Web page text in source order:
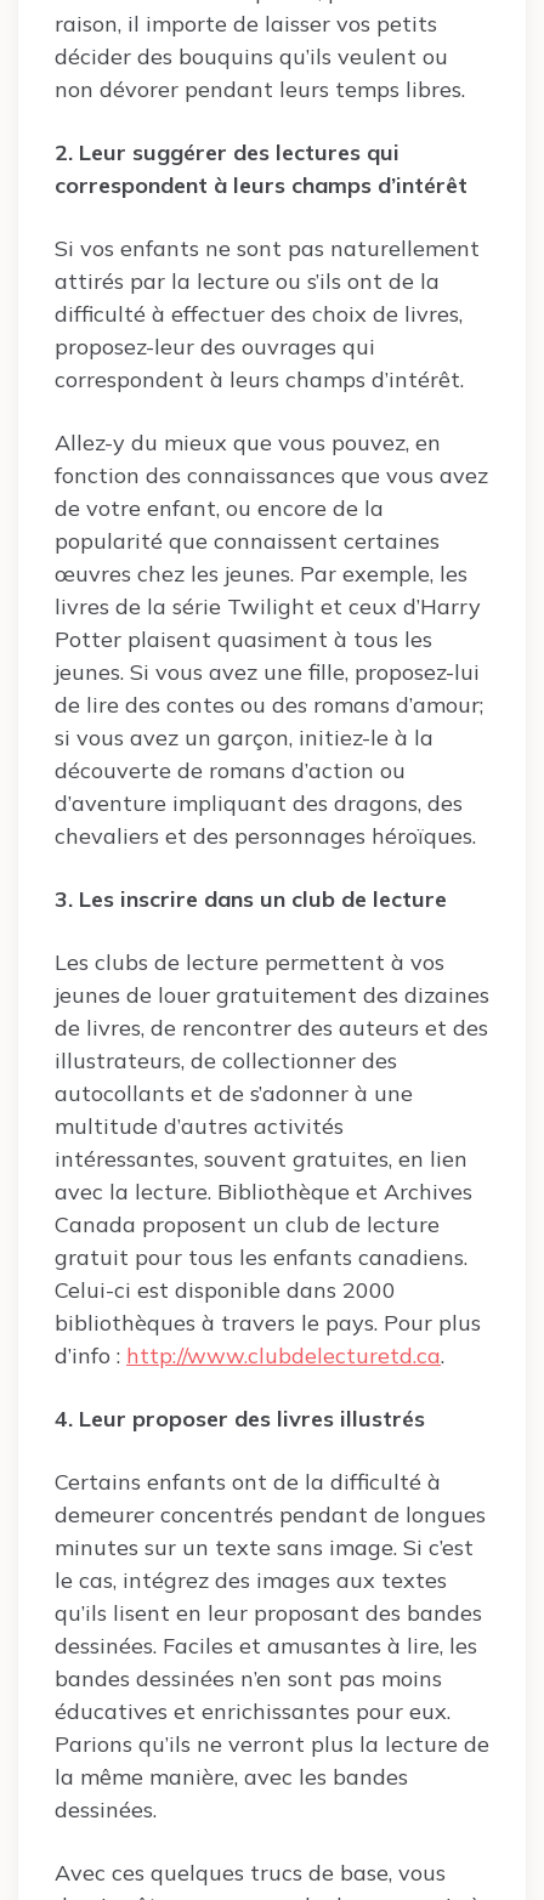
raison, il importe de laisser vos petits
décider des bouquins qu’ils veulent ou
non dévorer pendant leurs temps libres.
2. Leur suggérer des lectures qui
correspondent à leurs champs d’intérêt
Si vos enfants ne sont pas naturellement
attirés par la lecture ou s’ils ont de la
difficulté à effectuer des choix de livres,
proposez-leur des ouvrages qui
correspondent à leurs champs d’intérêt.
Allez-y du mieux que vous pouvez, en
fonction des connaissances que vous avez
de votre enfant, ou encore de la
popularité que connaissent certaines
œuvres chez les jeunes. Par exemple, les
livres de la série Twilight et ceux d’Harry
Potter plaisent quasiment à tous les
jeunes. Si vous avez une fille, proposez-lui
de lire des contes ou des romans d’amour;
si vous avez un garçon, initiez-le à la
découverte de romans d’action ou
d’aventure impliquant des dragons, des
chevaliers et des personnages héroïques.
3. Les inscrire dans un club de lecture
Les clubs de lecture permettent à vos
jeunes de louer gratuitement des dizaines
de livres, de rencontrer des auteurs et des
illustrateurs, de collectionner des
autocollants et de s’adonner à une
multitude d’autres activités
intéressantes, souvent gratuites, en lien
avec la lecture. Bibliothèque et Archives
Canada proposent un club de lecture
gratuit pour tous les enfants canadiens.
Celui-ci est disponible dans 2000
bibliothèques à travers le pays. Pour plus
d’info : http://www.clubdelecturetd.ca.
4. Leur proposer des livres illustrés
Certains enfants ont de la difficulté à
demeurer concentrés pendant de longues
minutes sur un texte sans image. Si c’est
le cas, intégrez des images aux textes
qu’ils lisent en leur proposant des bandes
dessinées. Faciles et amusantes à lire, les
bandes dessinées n’en sont pas moins
éducatives et enrichissantes pour eux.
Parions qu’ils ne verront plus la lecture de
la même manière, avec les bandes
dessinées.
Avec ces quelques trucs de base, vous